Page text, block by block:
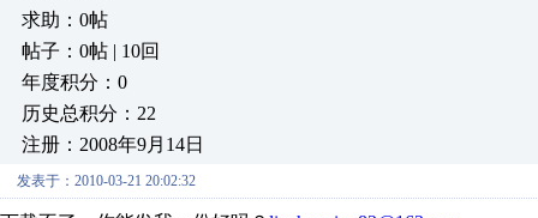
求助：0帖
帖子：0帖 | 10回
年度积分：0
历史总积分：22
注册：2008年9月14日
发表于：2010-03-21 20:02:32